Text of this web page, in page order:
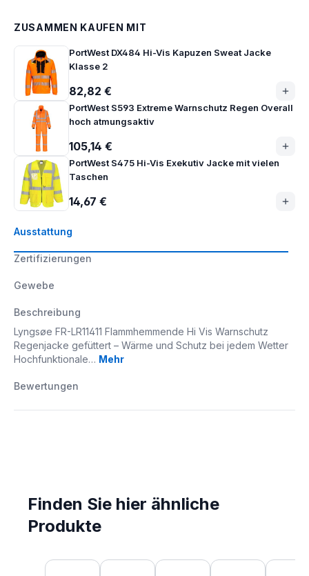
Ausstattung
Zertifizierungen
Gewebe
Beschreibung
Lyngsøe FR-LR11411 Flammhemmende Hi Vis Warnschutz
Regenjacke gefüttert – Wärme und Schutz bei jedem Wetter
Hochfunktionale… Mehr
Bewertungen
ZUSAMMEN KAUFEN MIT
PortWest DX484 Hi-Vis Kapuzen Sweat Jacke
Klasse 2
82,82 €
PortWest S593 Extreme Warnschutz Regen Overall
hoch atmungsaktiv
105,14 €
PortWest S475 Hi-Vis Exekutiv Jacke mit vielen
Taschen
14,67 €
Finden Sie hier ähnliche
Produkte
Produktgalerie überspringen